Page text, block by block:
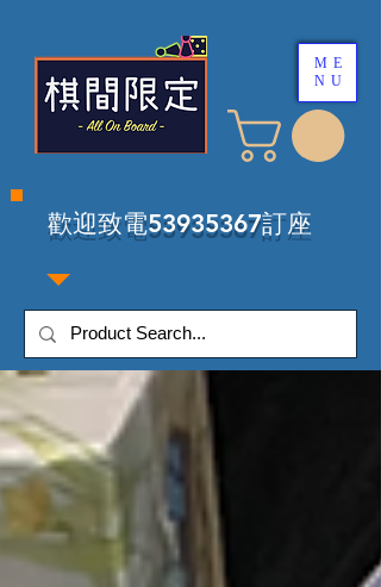
​歡迎致電53935367訂座
ME
NU